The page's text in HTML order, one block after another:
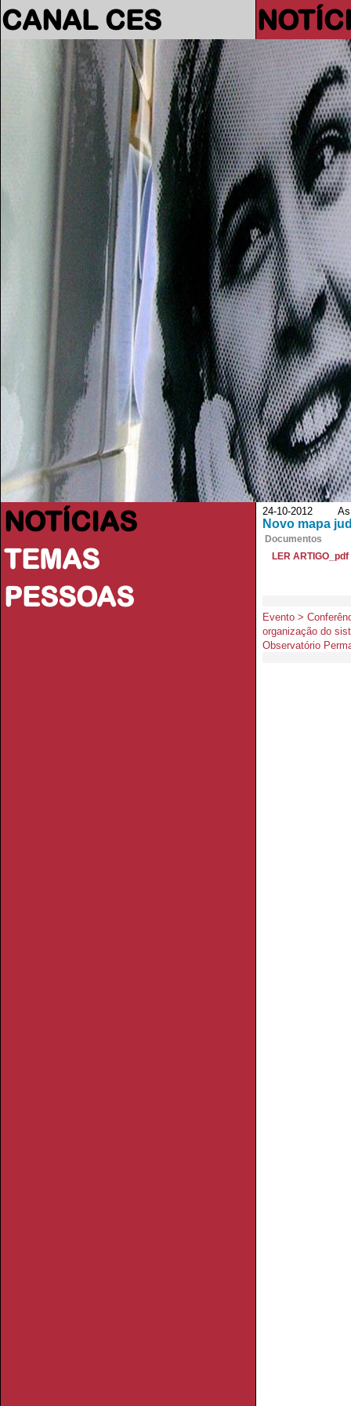
CANAL CES
NOTÍCIAS
TEMAS
PESSOAS
24-10-2012 As
Novo mapa
Documentos
LER ARTIGO_pdf
Evento >
organização do
Observatório